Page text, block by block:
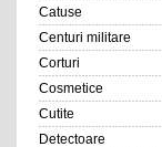
Catuse
Centuri militare
Corturi
Cosmetice
Cutite
Detectoare